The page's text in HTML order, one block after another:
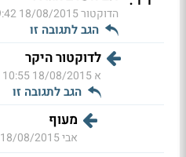
הדוקטור18/08/2015 09:42
הגב לתגובה זו
לדוקטור היקר
א18/08/2015 10:55
הגב לתגובה זו
מעוף
אבי18/08/2015 14:12